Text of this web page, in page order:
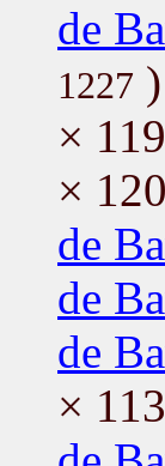
de
1227 )
×
×
de
de
de
×